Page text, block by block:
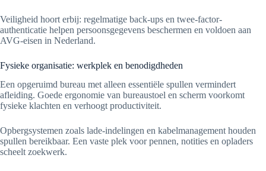
Veiligheid hoort erbij: regelmatige back-ups en twee-factor-
authenticatie helpen persoonsgegevens beschermen en voldoen aan
AVG-eisen in Nederland.
Fysieke organisatie: werkplek en benodigdheden
Een opgeruimd bureau met alleen essentiële spullen vermindert
afleiding. Goede ergonomie van bureaustoel en scherm voorkomt
fysieke klachten en verhoogt productiviteit.
Opbergsystemen zoals lade-indelingen en kabelmanagement houden
spullen bereikbaar. Een vaste plek voor pennen, notities en opladers
scheelt zoekwerk.